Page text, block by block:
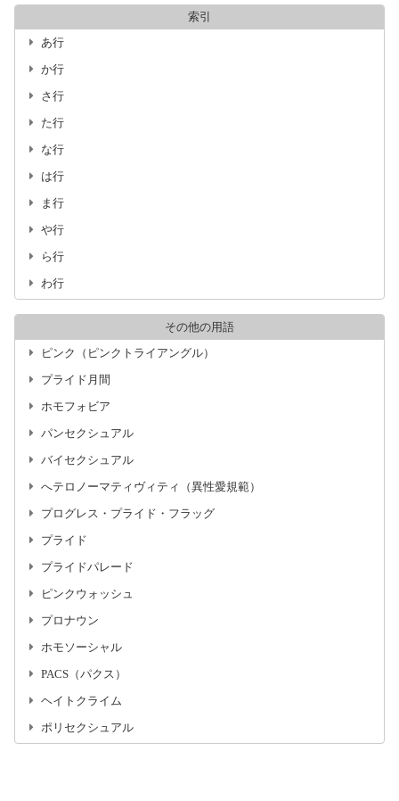
索引
あ行
か行
さ行
た行
な行
は行
ま行
や行
ら行
わ行
その他の用語
ピンク（ピンクトライアングル）
プライド月間
ホモフォビア
パンセクシュアル
バイセクシュアル
へテロノーマティヴィティ（異性愛規範）
プログレス・プライド・フラッグ
プライド
プライドパレード
ピンクウォッシュ
プロナウン
ホモソーシャル
PACS（パクス）
ヘイトクライム
ポリセクシュアル